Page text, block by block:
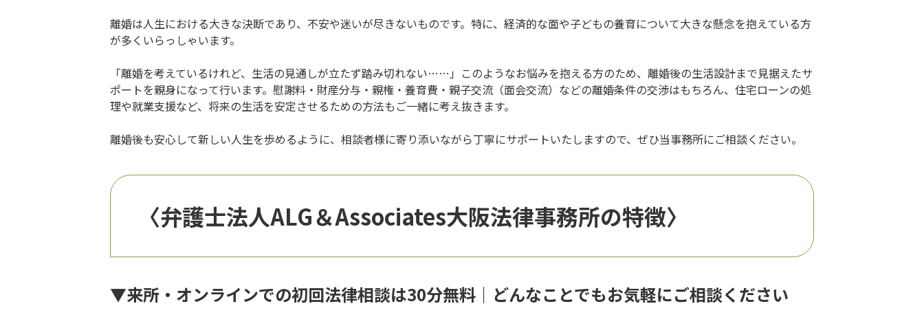
離婚は人生における大きな決断であり、不安や迷いが尽きないものです。特に、経済的な面や子どもの養育について大きな懸念を抱えている方
が多くいらっしゃいます。
「離婚を考えているけれど、生活の見通しが立たず踏み切れない……」このようなお悩みを抱える方のため、離婚後の生活設計まで見据えたサ
ポートを親身になって行います。慰謝料・財産分与・親権・養育費・ 親子交流（面会交流） などの離婚条件の交渉はもちろん、住宅ローンの処
理や就業支援など、将来の生活を安定させるための方法もご一緒に考え抜きます。
離婚後も安心して新しい人生を歩めるように、相談者様に寄り添いながら丁寧にサポートいたしますので、ぜひ当事務所にご相談ください。
〈弁護士法人ALG＆Associates大阪法律事務所の特徴〉
▼来所・オンラインでの初回法律相談は30分無料｜どんなことでもお気軽にご相談ください